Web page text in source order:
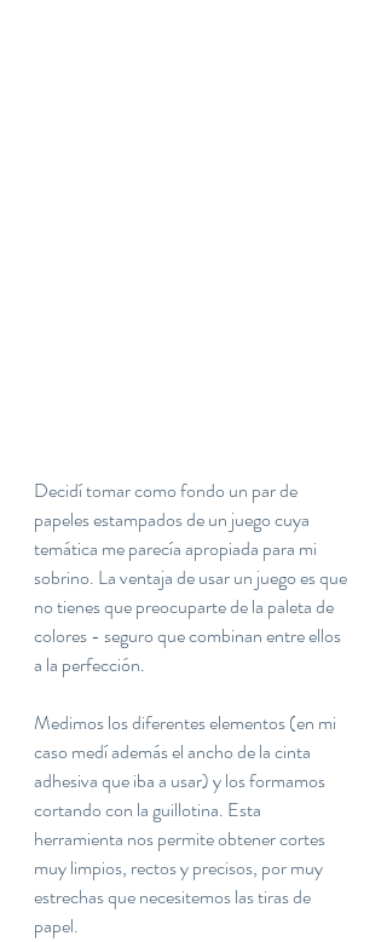
Decidí tomar como fondo un par de
papeles estampados de un juego cuya
temática me parecía apropiada para mi
sobrino. La ventaja de usar un juego es que
no tienes que preocuparte de la paleta de
colores - seguro que combinan entre ellos
a la perfección.
Medimos los diferentes elementos (en mi
caso medí además el ancho de la cinta
adhesiva que iba a usar) y los formamos
cortando con la guillotina. Esta
herramienta nos permite obtener cortes
muy limpios, rectos y precisos, por muy
estrechas que necesitemos las tiras de
papel.